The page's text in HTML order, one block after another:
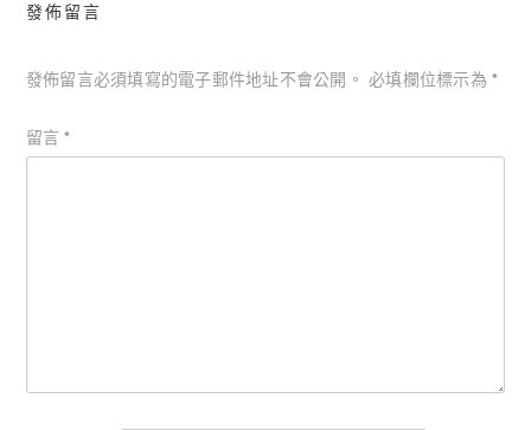
發佈留言
發佈留言必須填寫的電子郵件地址不會公開。 必填欄位標示為*
留言 *